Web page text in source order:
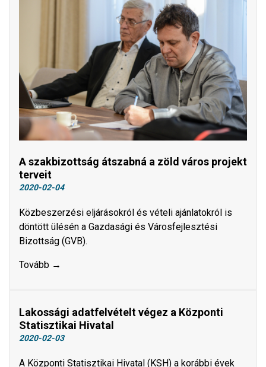
A szakbizottság átszabná a zöld város projekt
terveit
2020-02-04
​​​​​​​Közbeszerzési eljárásokról és vételi ajánlatokról is
döntött ülésén a Gazdasági és Városfejlesztési
Bizottság (GVB).
Tovább →
Lakossági adatfelvételt végez a Központi
Statisztikai Hivatal
2020-02-03
A Központi Statisztikai Hivatal (KSH) a korábbi évek